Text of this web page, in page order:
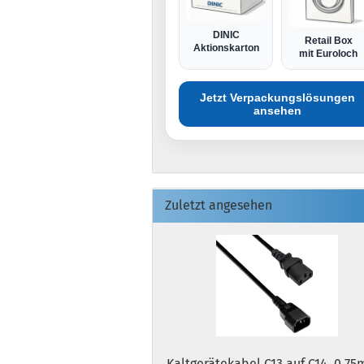
DINIC
Aktionskarton
Retail Box
mit Euroloch
Jetzt Verpackungslösungen
ansehen
Zuletzt angesehen